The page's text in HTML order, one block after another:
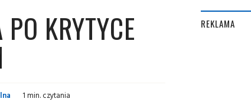
KRYTYCE
1 min. czytania
REKLAMA